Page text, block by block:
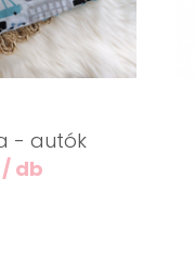
- autók
/ db